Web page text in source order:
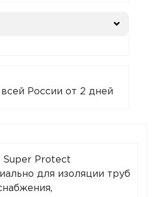
России от 2 дней
Super Protect
для изоляции труб